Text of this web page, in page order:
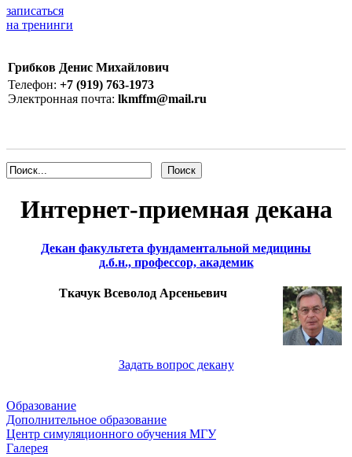
записаться
на тренинги
Грибков Денис Михайлович
Телефон: +7 (919) 763-1973
Электронная почта: lkmffm@mail.ru
Интернет-приемная декана
Декан факультета фундаментальной медицины
д.б.н., профессор, академик
Ткачук Всеволод Арсеньевич
Задать вопрос декану
Образование
Дополнительное образование
Центр симуляционного обучения МГУ
Галерея